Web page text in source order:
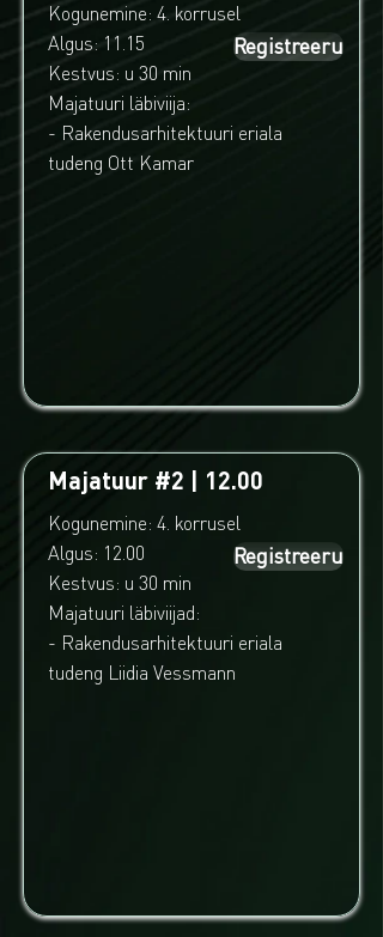
Kogunemine: 4. korrusel
Algus: 11.15
Kestvus: u 30 min
Majatuuri läbiviija:
- Rakendusarhitektuuri eriala
tudeng Ott Kamar
Registreeru
Majatuur #2 | 12.00
Kogunemine: 4. korrusel
Algus: 12.00
Kestvus: u 30 min
Majatuuri läbiviijad:
- Rakendusarhitektuuri eriala
tudeng Liidia Vessmann
Registreeru